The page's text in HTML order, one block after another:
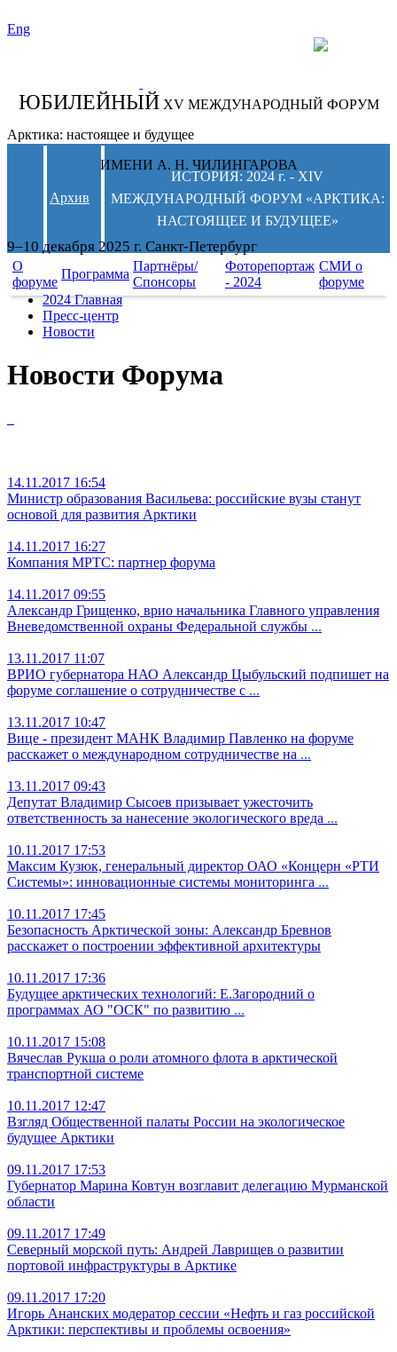
Eng
ЮБИЛЕЙНЫЙ XV МЕЖДУНАРОДНЫЙ ФОРУМ
Арктика: настоящее и будущее
ИМЕНИ А. Н. ЧИЛИНГАРОВА
9–10 декабря 2025 г. Санкт-Петербург
Архив
ИСТОРИЯ: 2024 г. - XIV
МЕЖДУНАРОДНЫЙ ФОРУМ «АРКТИКА:
НАСТОЯЩЕЕ И БУДУЩЕЕ»
О
форуме
Программа
Партнёры/
Спонсоры
Фоторепортаж
- 2024
СМИ о
форуме
2024 Главная
Пресс-центр
Новости
Новости Форума
14.11.2017 16:54
Министр образования Васильева: российские вузы станут
основой для развития Арктики
14.11.2017 16:27
Компания МРТС: партнер форума
14.11.2017 09:55
Александр Грищенко, врио начальника Главного управления
Вневедомственной охраны Федеральной службы ...
13.11.2017 11:07
ВРИО губернатора НАО Александр Цыбульский подпишет на
форуме соглашение о сотрудничестве с ...
13.11.2017 10:47
Вице - президент МАНК Владимир Павленко на форуме
расскажет о международном сотрудничестве на ...
13.11.2017 09:43
Депутат Владимир Сысоев призывает ужесточить
ответственность за нанесение экологического вреда ...
10.11.2017 17:53
Максим Кузюк, генеральный директор ОАО «Концерн «РТИ
Системы»: инновационные системы мониторинга ...
10.11.2017 17:45
Безопасность Арктической зоны: Александр Бревнов
расскажет о построении эффективной архитектуры
10.11.2017 17:36
Будущее арктических технологий: Е.Загородний о
программах АО "ОСК" по развитию ...
10.11.2017 15:08
Вячеслав Рукша о роли атомного флота в арктической
транспортной системе
10.11.2017 12:47
Взгляд Общественной палаты России на экологическое
будущее Арктики
09.11.2017 17:53
Губернатор Марина Ковтун возглавит делегацию Мурманской
области
09.11.2017 17:49
Северный морской путь: Андрей Лаврищев о развитии
портовой инфраструктуры в Арктике
09.11.2017 17:20
Игорь Ананских модератор сессии «Нефть и газ российской
Арктики: перспективы и проблемы освоения»